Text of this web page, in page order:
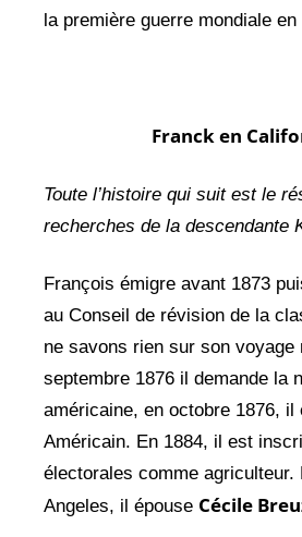
la première guerre mondiale en
Franck en
Toute l’histoire qui suit est le
recherches de la descendante
François émigre avant 1873
au Conseil de révision de la
ne savons rien sur son voyage
septembre 1876 il demande la
américaine, en octobre 1876, il
Américain. En 1884, il est
électorales comme agriculteur.
Angeles, il épouse Cécile